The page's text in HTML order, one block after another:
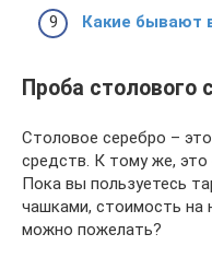
Какие бывают
Проба столового
Столовое серебро –
средств. К тому же,
Пока вы пользуетесь
чашками, стоимость на
можно пожелать?